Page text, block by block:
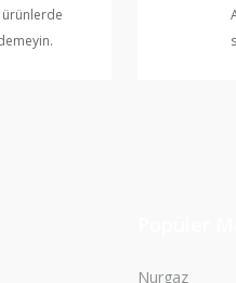
ürünlerde
Nurgaz